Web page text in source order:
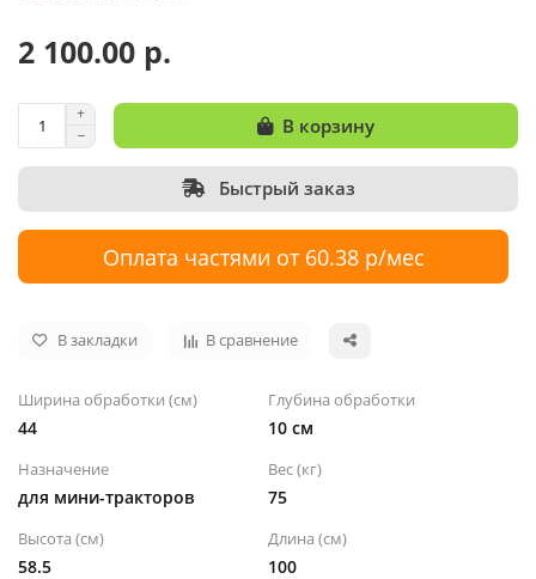
2 100.00 р.
В корзину
Быстрый заказ
Оплата частями от 60.38 р/мес
В закладки В сравнение
Ширина обработки (см)
44
Глубина обработки
10 см
Назначение
для мини-тракторов
Вес (кг)
75
Высота (см)
58.5
Длина (см)
100